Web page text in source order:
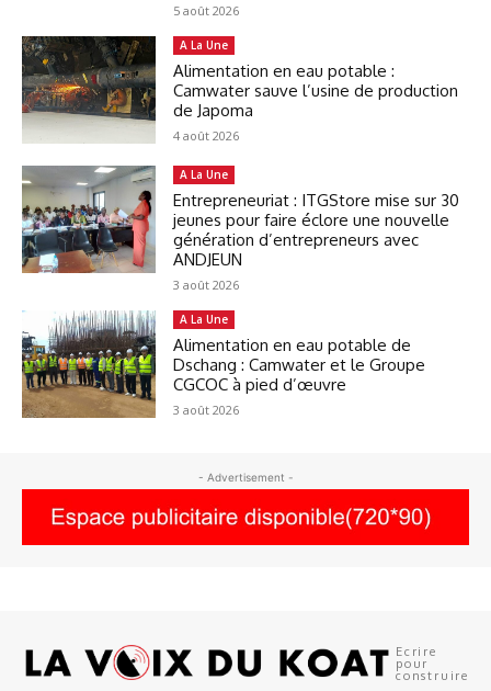
5 août 2026
A La Une
Alimentation en eau potable :
Camwater sauve l’usine de production
de Japoma
4 août 2026
A La Une
Entrepreneuriat : ITGStore mise sur 30
jeunes pour faire éclore une nouvelle
génération d’entrepreneurs avec
ANDJEUN
3 août 2026
A La Une
Alimentation en eau potable de
Dschang : Camwater et le Groupe
CGCOC à pied d’œuvre
3 août 2026
- Advertisement -
Ecrire
pour
construire